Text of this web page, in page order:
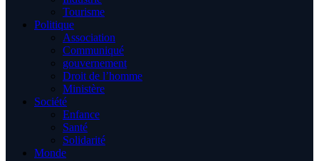
Tourisme
Politique
Association
Communiqué
gouvernement
Droit de l’homme
Ministère
Société
Enfance
Santé
Solidarité
Monde